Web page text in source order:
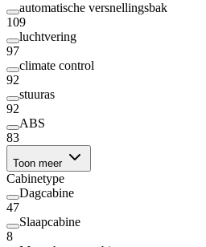
automatische versnellingsbak
109
luchtvering
97
climate control
92
stuuras
92
ABS
83
Toon meer
Cabinetype
Dagcabine
47
Slaapcabine
8